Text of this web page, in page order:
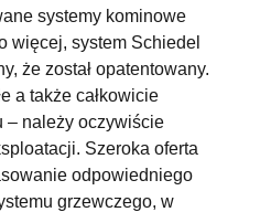
systemy kominowe
więcej, system Schiedel
że został opatentowany.
a także całkowicie
– należy oczywiście
Szeroka oferta
odpowiedniego
grzewczego, w